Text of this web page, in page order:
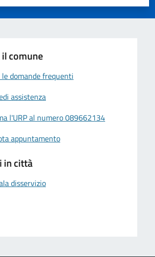
comune
le domande frequenti
assistenza
l'URP al numero 089662134
appuntamento
in città
disservizio